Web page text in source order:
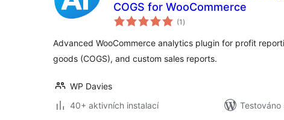
COGS for WooCommerce
(1 celkové
hodnocení
)
Advanced WooCommerce analytics plugin for profit
goods (COGS), and custom sales reports.
WP Davies
40+ aktivních instalací
Testováno